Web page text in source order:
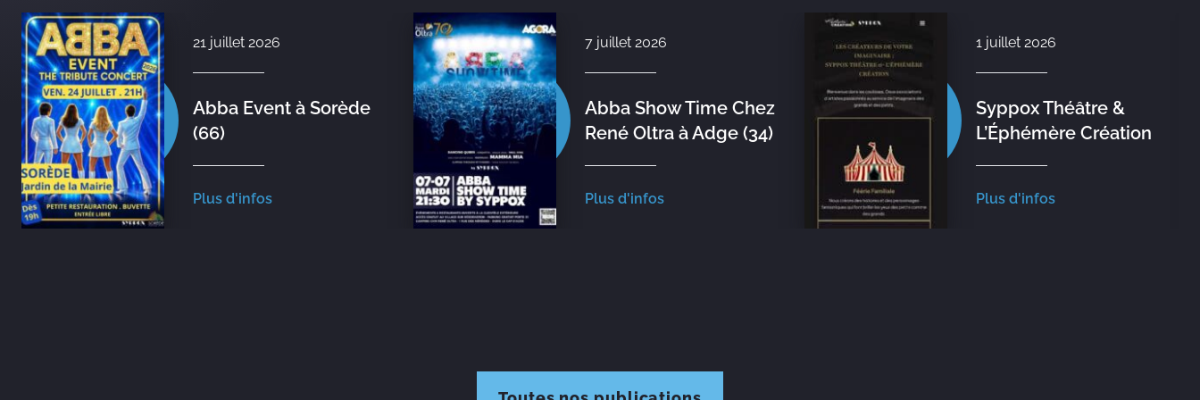
7 juillet 2026
Abba Show Time Chez
René Oltra à Adge (34)
Plus d'infos
1 juillet 2026
Syppox Théâtre &
L’Éphémère Création
Plus d'infos
3 juin 2026
Le monde imaginaire
de Peter & Wendy –
Nouvelle Création
Plus d'infos